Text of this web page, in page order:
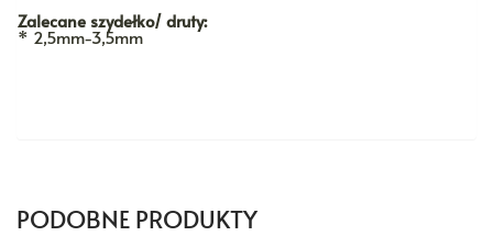
Zalecane szydełko/ druty:
* 2,5mm-3,5mm
PODOBNE PRODUKTY